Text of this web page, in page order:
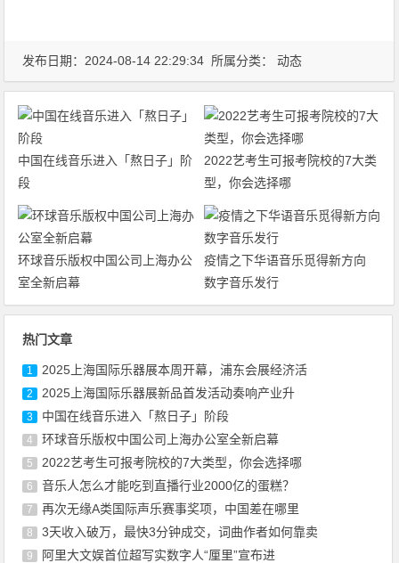
发布日期：2024-08-14 22:29:34 所属分类：动态
中国在线音乐进入「熬日子」阶
段
2022艺考生可报考院校的7大类
型，你会选择哪
环球音乐版权中国公司上海办公
室全新启幕
疫情之下华语音乐觅得新方向
数字音乐发行
热门文章
1 2025上海国际乐器展本周开幕，浦东会展经济活
2 2025上海国际乐器展新品首发活动奏响产业升
3 中国在线音乐进入「熬日子」阶段
4 环球音乐版权中国公司上海办公室全新启幕
5 2022艺考生可报考院校的7大类型，你会选择哪
6 音乐人怎么才能吃到直播行业2000亿的蛋糕？
7 再次无缘A类国际声乐赛事奖项，中国差在哪里
8 3天收入破万，最快3分钟成交，词曲作者如何靠卖
9 阿里大文娱首位超写实数字人“厘里”宣布进